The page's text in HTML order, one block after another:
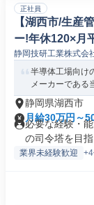
正社員
【湖西市/生産
ー!年休120×月
静岡技研工業株式会
半導体工場向け
メーカーである
静岡県湖西市
月給30万円～
必要な経験・
の司令塔を目
業界未経験歓迎